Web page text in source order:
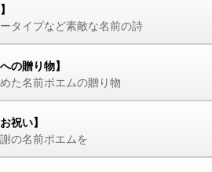
タイプなど素敵な名前の詩
の贈り物】
た名前ポエムの贈り物
祝い】
の名前ポエムを